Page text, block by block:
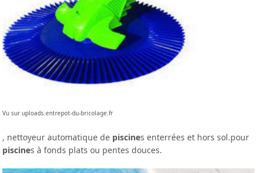
Vu sur uploads.entrepot-du-bricolage.fr
, nettoyeur automatique de piscines enterrées et hors sol.pour
piscines à fonds plats ou pentes douces.